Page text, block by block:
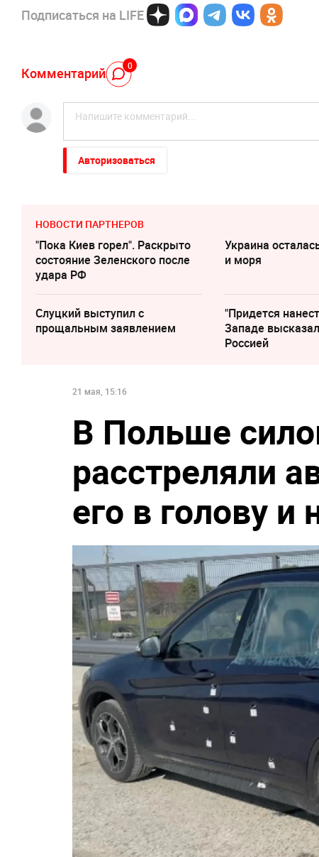
Подписаться на LIFE
Комментарий 0
Авторизоваться
НОВОСТИ ПАРТНЕРОВ
"Пока Киев горел". Раскрыто
состояние Зеленского после
удара РФ
Украина
и моря
Слуцкий выступил с
прощальным заявлением
"Придется
Западе
Россией
21 мая, 15:16
В Польше
расстреляли
его в голову и